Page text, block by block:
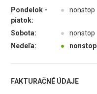
Pondelok -
piatok:
● nonstop
Sobota: ●
nonstop
Nedeľa:
● nonstop
FAKTURAČNÉ ÚDAJE